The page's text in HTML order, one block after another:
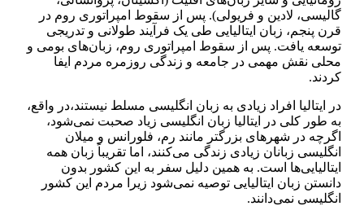
گالیسی، لادین و فریولی). پس از سقوط امپراتوری روم در
قرن پنجم، زبان ایتالیایی طی یک فرآیند طولانی و تدریجی
توسعه یافت. پس از سقوط امپراتوری روم، زبان‌های بومی و
محلی نقش مهمی در جامعه و زندگی روزمره مردم ایفا
کردند.
در ایتالیا افراد زیادی به زبان انگلیسی مسلط نیستند،در واقع،
به طور کلی در ایتالیا زبان انگلیسی زیاد صحبت نمی‌شود،
اگرچه در شهر‌های بزرگتر مانند رم، فلورانس و میلان
انگلیسی زبانان زیادی زندگی می‌کنند، اما تقریباً زبان همه
ایتالیایی‌ها است. به همین دلیل سفر به این کشور بدون
دانستن زبان ایتالیایی توصیه نمی‌شود زیرا مردم این کشور
انگلیسی نمی‌دانند.